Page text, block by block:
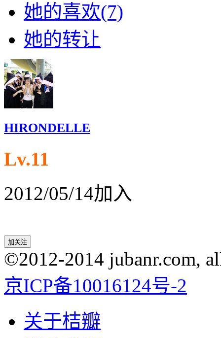
她的喜欢(7)
她的转让
HIRONDELLE
Lv.11
2012/05/14加入
©2012-2014 jubanr.com,
京ICP备10016124号-2
关于桔瓣